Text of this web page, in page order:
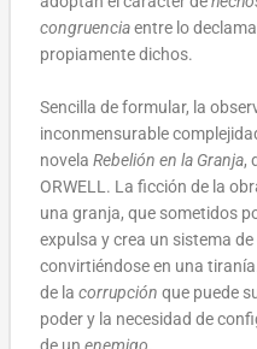
congruenciaentre lo
propiamente dichos.
Sencilla de formular, la
inconmensurable
novelaRebelión en la Granja,
ORWELL. La ficción de la
una granja, que sometidos
expulsa y crea un sistema
convirtiéndose en una
de lacorrupción que puede
poder y la necesidad de
de unenemigo.